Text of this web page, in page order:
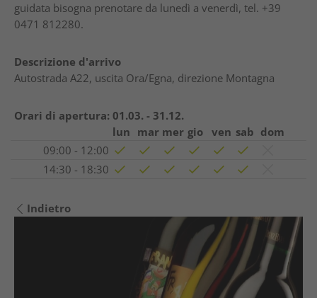
guidata bisogna prenotare da lunedì a venerdì, tel. +39
0471 812280.
Descrizione d'arrivo
Autostrada A22, uscita Ora/Egna, direzione Montagna
Orari di apertura: 01.03. - 31.12.
lun mar mer gio ven sab dom
09:00 - 12:00
14:30 - 18:30
Indietro